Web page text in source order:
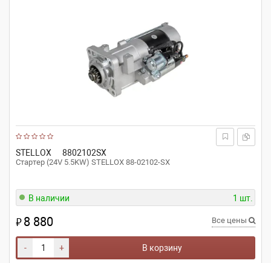
STELLOX 8802102SX
Стартер (24V 5.5KW) STELLOX 88-02102-SX
В наличии 1 шт.
₽8 880 Все цены
- + В корзину